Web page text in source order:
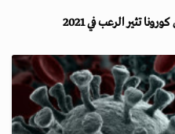
تثير الرعب في 2021